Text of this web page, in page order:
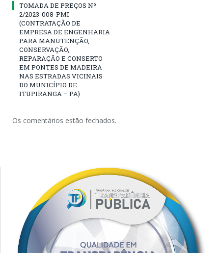
TOMADA DE PREÇOS Nº
2/2023-008-PMI
(CONTRATAÇÃO DE
EMPRESA DE ENGENHARIA
PARA MANUTENÇÃO,
CONSERVAÇÃO,
REPARAÇÃO E CONSERTO
EM PONTES DE MADEIRA
NAS ESTRADAS VICINAIS
DO MUNICÍPIO DE
ITUPIRANGA – PA)
Os comentários estão fechados.